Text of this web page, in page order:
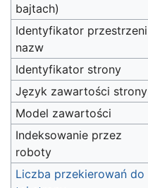
bajtach)
Identyfikator przestrzeni
nazw
Identyfikator strony
Język zawartości strony
Model zawartości
Indeksowanie przez
roboty
Liczba przekierowań do